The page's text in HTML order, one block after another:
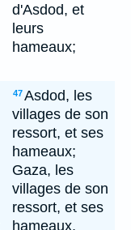
d'Asdod, et
leurs
hameaux;
47Asdod, les
villages de son
ressort, et ses
hameaux;
Gaza, les
villages de son
ressort, et ses
hameaux,